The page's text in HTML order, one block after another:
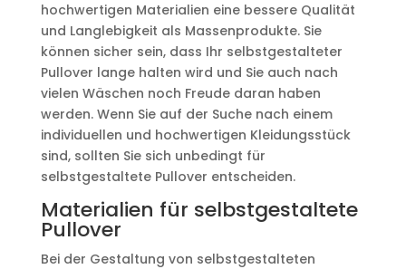
hochwertigen Materialien eine bessere Qualität
und Langlebigkeit als Massenprodukte. Sie
können sicher sein, dass Ihr selbstgestalteter
Pullover lange halten wird und Sie auch nach
vielen Wäschen noch Freude daran haben
werden. Wenn Sie auf der Suche nach einem
individuellen und hochwertigen Kleidungsstück
sind, sollten Sie sich unbedingt für
selbstgestaltete Pullover entscheiden.
Materialien für selbstgestaltete
Pullover
Bei der Gestaltung von selbstgestalteten